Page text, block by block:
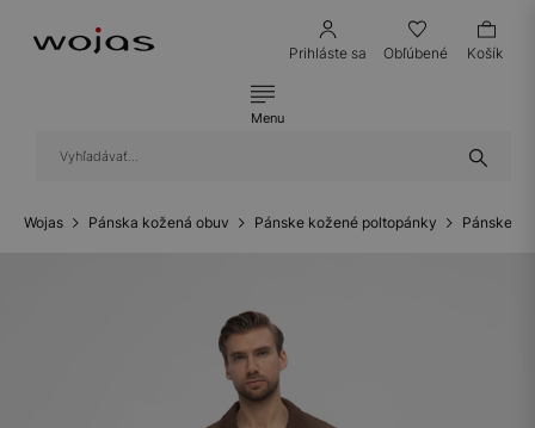
Prihláste sa Obľúbené Košík
Menu
Wojas Pánska kožená obuv Pánske kožené poltopánky Pánske